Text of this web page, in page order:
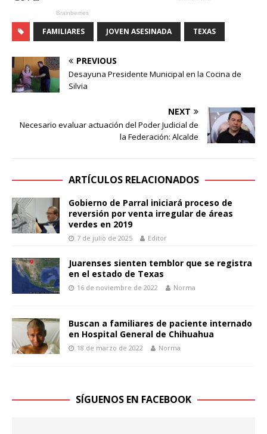
FAMILIARES JOVEN ASESINADA TEXAS
PREVIOUS
Desayuna Presidente Municipal en la Cocina de
Silvia
NEXT
Necesario evaluar actuación del Poder Judicial de
la Federación: Alcalde
ARTÍCULOS RELACIONADOS
Gobierno de Parral iniciará proceso de
reversión por venta irregular de áreas
verdes en 2019
7 de julio de 2025 Editor
Juarenses sienten temblor que se registra
en el estado de Texas
16 de noviembre de 2022 Norma
Buscan a familiares de paciente internado
en Hospital General de Chihuahua
18 de marzo de 2022 Norma
SÍGUENOS EN FACEBOOK